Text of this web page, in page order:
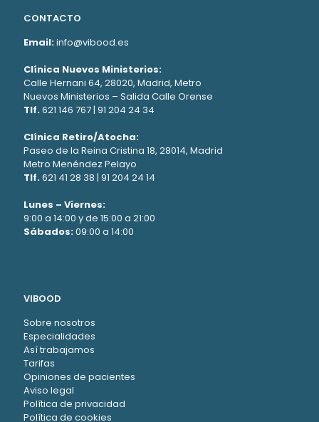
CONTACTO
Email:info@vibood.es
Clínica Nuevos Ministerios:
Calle Hernani 64, 28020, Madrid, Metro
Nuevos Ministerios – Salida Calle Orense
Tlf.621 146 767| 91 204 24 34
Clínica Retiro/Atocha:
Paseo de la Reina Cristina 18, 28014, Madrid
Metro Menéndez Pelayo
Tlf.621 41 28 38 | 91 204 24 14
Lunes – Viernes:
9:00 a 14:00 y de 15:00 a 21:00
Sábados:09:00 a 14:00
VIBOOD
Sobre nosotros
Especialidades
Así trabajamos
Tarifas
Opiniones de pacientes
Aviso legal
Política de privacidad
Política de cookies